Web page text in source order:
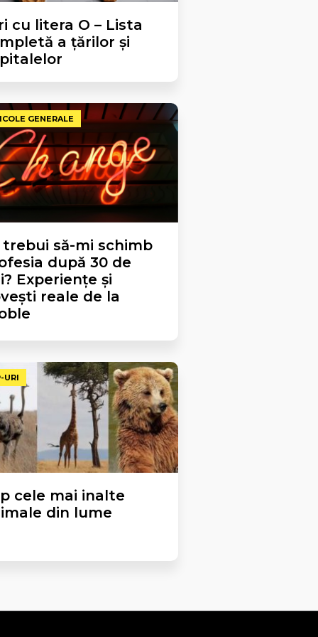
cu litera O – Lista
a țărilor și
GENERALE
trebui să-mi schimb
după 30 de
Experiențe și
reale de la
URI
cele mai inalte
din lume